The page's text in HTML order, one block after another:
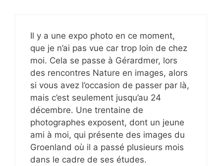
Il y a une expo photo en ce moment,
que je n’ai pas vue car trop loin de chez
moi. Cela se passe à Gérardmer, lors
des rencontres Nature en images, alors
si vous avez l’occasion de passer par là,
mais c’est seulement jusqu’au 24
décembre. Une trentaine de
photographes exposent, dont un jeune
ami à moi, qui présente des images du
Groenland où il a passé plusieurs mois
dans le cadre de ses études.